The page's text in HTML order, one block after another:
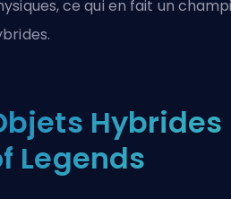
ce qui en fait un
Legends